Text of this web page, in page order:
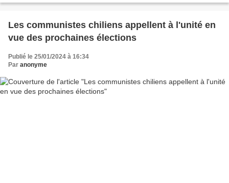
Les communistes chiliens appellent à l'unité en
vue des prochaines élections
Publié le 25/01/2024 à 16:34
Par anonyme